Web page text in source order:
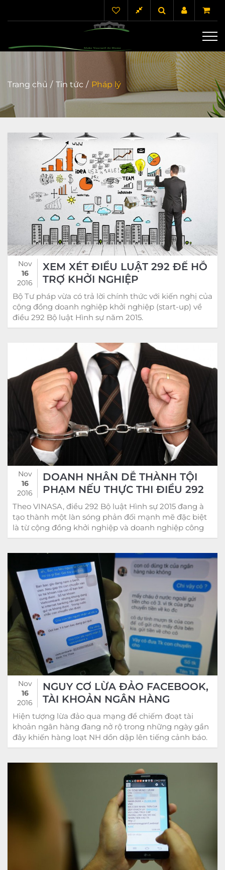
Trang chủ Tin tức Pháp lý
XEM XÉT ĐIỀU LUẬT 292 ĐỂ HỖ
TRỢ KHỞI NGHIỆP
Nov
16
2016
Bộ Tư pháp vừa có trả lời chính thức với kiến nghị của
cộng đồng doanh nghiệp khởi nghiệp (start-up) về
điều 292 Bộ luật Hình sự năm 2015.
DOANH NHÂN DỄ THÀNH TỘI
PHẠM NẾU THỰC THI ĐIỀU 292
Nov
16
2016
Theo VINASA, điều 292 Bộ luật Hình sự 2015 đang à
tạo thành một làn sóng phản đối mạnh mẽ đặc biệt
là từ cộng đồng khởi nghiệp và doanh nghiệp công
nghệ thông tin
NGUY CƠ LỪA ĐẢO FACEBOOK,
TÀI KHOẢN NGÂN HÀNG
Nov
16
2016
Hiện tượng lừa đảo qua mạng để chiếm đoạt tài
khoản ngân hàng đang nở rộ trong những ngày gần
đây khiến hàng loạt NH dồn dập lên tiếng cảnh báo.